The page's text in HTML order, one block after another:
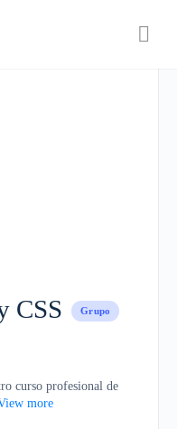
CSS Grupo
curso profesional de
more